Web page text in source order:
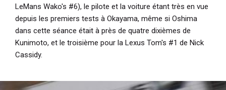
LeMans Wako's #6), le pilote et la voiture étant très en vue
depuis les premiers tests à Okayama, même si Oshima
dans cette séance était à près de quatre dixièmes de
Kunimoto, et le troisième pour la Lexus Tom's #1 de Nick
Cassidy.